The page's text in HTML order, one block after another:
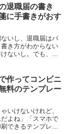
が遅れるリスクが
は、退...
退職届の書き
に手書きがおす
いし、退職届はパ
き方がわからない
ないし。でも、私
が本当に辛いです
悩み...
作ってコンビニ
料のテンプレー
いけないけれど、
よね」「スマホで
できるテンプレー